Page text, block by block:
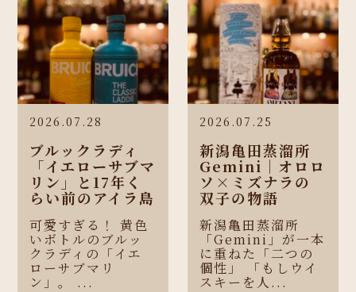
2026.07.28
ブルックラディ
「イエローサブマ
リン」と17年く
らい前のアイラ島
可愛すぎる！ 黄色
いボトルのブルッ
クラディの「イエ
ローサブマリ
ン」。 ...
2026.07.25
新潟亀田蒸溜所
Gemini｜オロロ
ソ×ミズナラの
双子の物語
新潟亀田蒸溜所
「Gemini」が一本
に重ねた「二つの
個性」 「もしウイ
スキーを人...